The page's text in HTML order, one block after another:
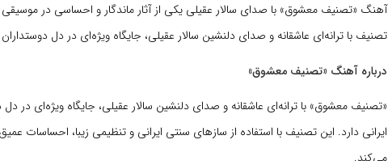
آهنگ «تصنیف معشوق» با صدای سالار عقیلی یکی از آثار ماندگار و احساسی در
تصنیف با ترانه‌ای عاشقانه و صدای دلنشین سالار عقیلی، جایگاه ویژه‌ای در دل
درباره آهنگ «تصنیف معشوق»
«تصنیف معشوق» با ترانه‌ای عاشقانه و صدای دلنشین سالار عقیلی، جایگاه ویژه‌ای در
ایرانی دارد. این تصنیف با استفاده از سازهای سنتی ایرانی و تنظیمی زیبا، احساسات